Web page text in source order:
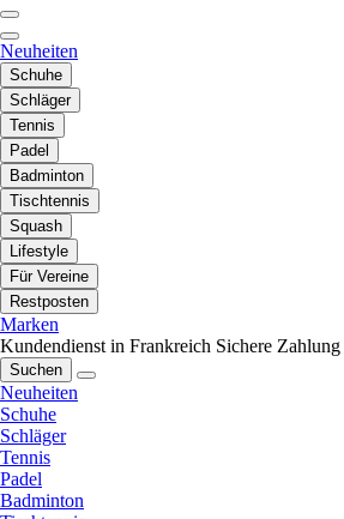
Neuheiten
Schuhe
Schläger
Tennis
Padel
Badminton
Tischtennis
Squash
Lifestyle
Für Vereine
Restposten
Marken
Kundendienst in Frankreich Sichere Zahlung
Suchen
Neuheiten
Schuhe
Schläger
Tennis
Padel
Badminton